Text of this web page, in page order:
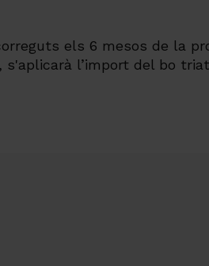
els 6 mesos de la
s'aplicarà l’import del bo